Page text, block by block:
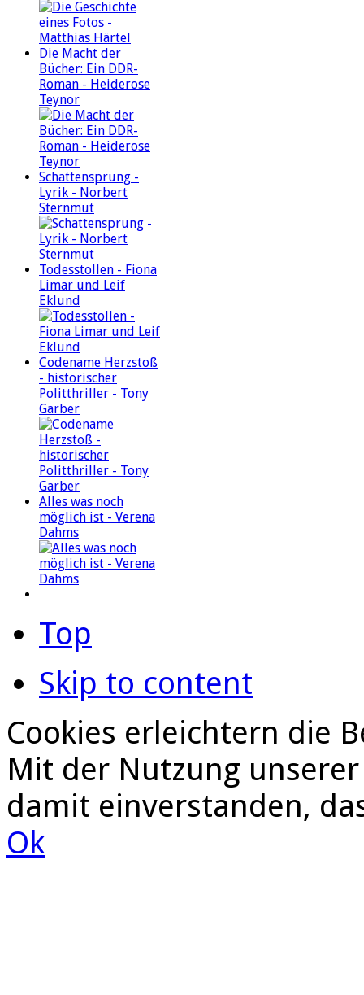
Die Macht der
Bücher: Ein DDR-
Roman - Heiderose
Teynor
Schattensprung -
Lyrik - Norbert
Sternmut
Todesstollen - Fiona
Limar und Leif
Eklund
Codename Herzstoß
- historischer
Politthriller - Tony
Garber
Alles was noch
möglich ist - Verena
Dahms
Top
Skip to content
Cookies erleichtern die
Mit der Nutzung
damit einverstanden,
Ok